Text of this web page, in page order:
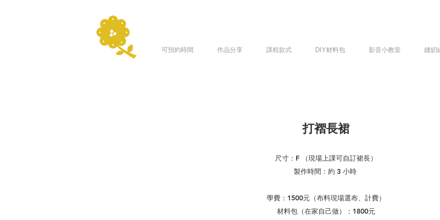
可預約時間 作品分享 課程款式 DIY材料包 影音小教室 縫紉
打褶長裙
尺寸：F （現場上課可自訂裙長）
製作時間：約 3 小時
學費：1500元（布料現場選布、計費）
​​材料包（在家自己做）： 1800元